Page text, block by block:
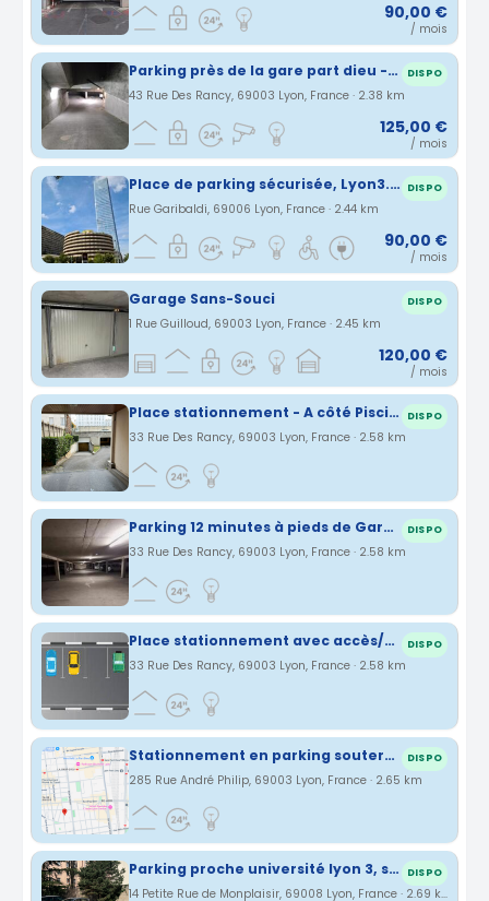
90,00 €
/ mois
Parking près de la gare part dieu - Lyon 3eme DISPO
43 Rue Des Rancy, 69003 Lyon, France · 2.38 km
125,00 €
/ mois
Place de parking sécurisée, Lyon3. Halles P.Bocuse DISPO
Rue Garibaldi, 69006 Lyon, France · 2.44 km
90,00 €
/ mois
Garage Sans-Souci DISPO
1 Rue Guilloud, 69003 Lyon, France · 2.45 km
120,00 €
/ mois
Place stationnement - A côté Piscine Garibaldi - Part dieu DISPO
33 Rue Des Rancy, 69003 Lyon, France · 2.58 km
Parking 12 minutes à pieds de Gare Part Dieu (moins si vous marchez vite:) DISPO
33 Rue Des Rancy, 69003 Lyon, France · 2.58 km
Place stationnement avec accès/bip - Quartier Part dieu Piscine Garibaldi DISPO
33 Rue Des Rancy, 69003 Lyon, France · 2.58 km
Stationnement en parking souterrain - Lyon 3 proche Place Voltaire & Piscine Garibaldi DISPO
285 Rue André Philip, 69003 Lyon, France · 2.65 km
Parking proche université lyon 3, sans souci, monplaisir DISPO
14 Petite Rue de Monplaisir, 69008 Lyon, France · 2.69 km